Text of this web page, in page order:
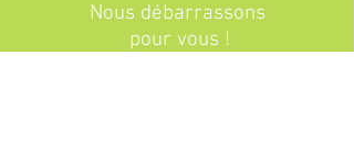
Nous débarrassons
pour vous !